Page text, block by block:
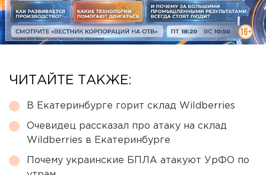
ЧИТАЙТЕ ТАКЖЕ:
В Екатеринбурге горит склад Wildberries
Очевидец рассказал про атаку на склад
Wildberries в Екатеринбурге
Почему украинские БПЛА атакуют УрФО по